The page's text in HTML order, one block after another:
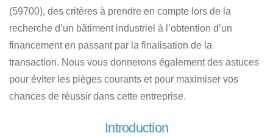
(59700), des critères à prendre en compte lors de la
recherche d’un bâtiment industriel à l’obtention d’un
financement en passant par la finalisation de la
transaction. Nous vous donnerons également des astuces
pour éviter les pièges courants et pour maximiser vos
chances de réussir dans cette entreprise.
Introduction